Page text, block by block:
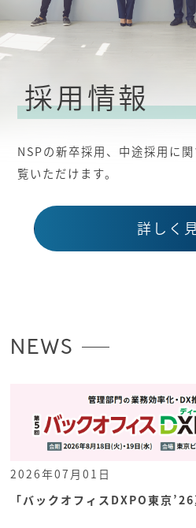
採用情報
NSPの新卒採用、中途採用に
覧いただけます。
詳しく
NEWS
2026年07月01日
「バックオフィスDXPO東京